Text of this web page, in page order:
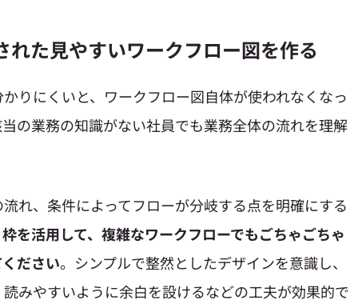
た見やすいワークフロー図を作る
りにくいと、ワークフロー図自体が使われなくなっ
の業務の知識がない社員でも業務全体の流れを理解
れ、条件によってフローが分岐する点を明確にする
を活用して、複雑なワークフローでもごちゃごちゃ
ださい。シンプルで整然としたデザインを意識し、
みやすいように余白を設けるなどの工夫が効果的で